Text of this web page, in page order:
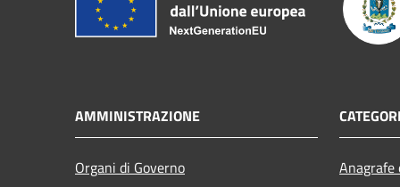
AMMINISTRAZIONE
Organi di Governo